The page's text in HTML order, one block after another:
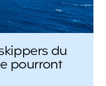
du
pourront